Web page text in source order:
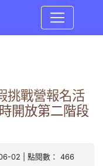
挑戰營報名活
開放第二階段
02 | 點閱數： 466